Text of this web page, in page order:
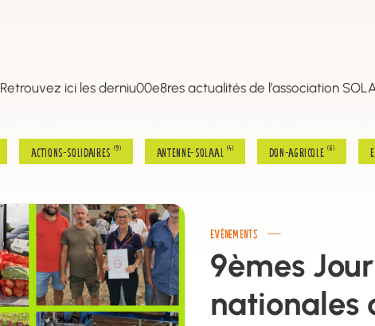
Retrouvez ici les derniu00e8res actualités de l’association
actions-solidaires (9) antenne-solaal (4) don-agricole (6)
EVÈNEMENTS
9èmes
nationales